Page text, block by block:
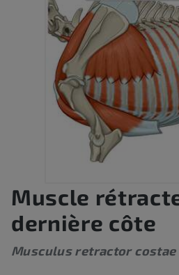
Muscle
dernière côte
Musculus retractor costae